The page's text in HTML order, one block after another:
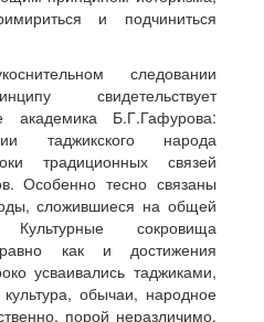
и подчиниться
следовании
свидетельствует
академика Б.Г.Гафурова:
таджикского народа
традиционных связей
Особенно тесно связаны
сложившиеся на общей
сокровища
как и достижения
усваивались таджиками,
обычаи, народное
порой неразличимо.